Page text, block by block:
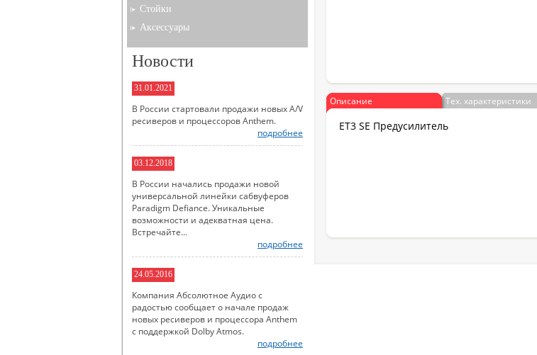
Описание Тех. характеристики
ET3 SE Предусилитель
Стойки
Аксессуары
Новости
31.01.2021
В России стартовали продажи новых A/V
ресиверов и процессоров Anthem.
подробнее
03.12.2018
В России начались продажи новой
универсальной линейки сабвуферов
Paradigm Defiance. Уникальные
возможности и адекватная цена.
Встречайте...
подробнее
24.05.2016
Компания Абсолютное Аудио с
радостью сообщает о начале продаж
новых ресиверов и процессора Anthem
с поддержкой Dolby Atmos.
подробнее